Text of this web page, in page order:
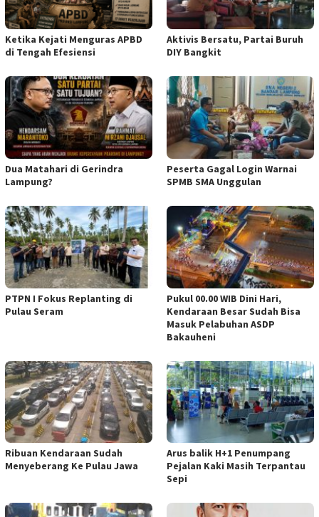
Ketika Kejati Menguras APBD
di Tengah Efesiensi
Aktivis Bersatu, Partai Buruh
DIY Bangkit
Dua Matahari di Gerindra
Lampung?
Peserta Gagal Login Warnai
SPMB SMA Unggulan
PTPN I Fokus Replanting di
Pulau Seram
Pukul 00.00 WIB Dini Hari,
Kendaraan Besar Sudah Bisa
Masuk Pelabuhan ASDP
Bakauheni
Ribuan Kendaraan Sudah
Menyeberang Ke Pulau Jawa
Arus balik H+1 Penumpang
Pejalan Kaki Masih Terpantau
Sepi